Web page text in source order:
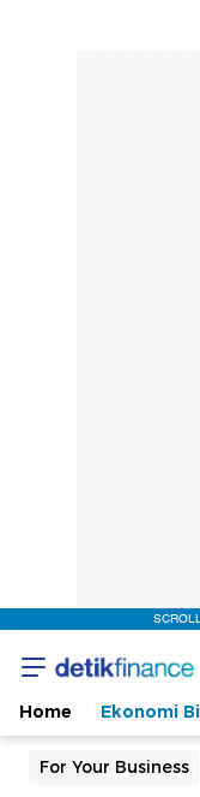
Home Ekonomi
For Your Business